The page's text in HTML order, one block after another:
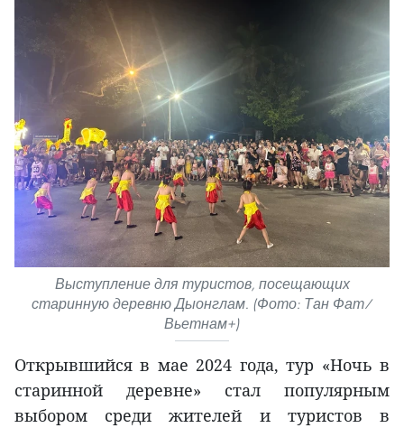
Выступление для туристов, посещающих
старинную деревню Дыонглам. (Фото: Тан Фат/
Вьетнам+)
Открывшийся в мае 2024 года, тур «Ночь в
старинной деревне» стал популярным
выбором среди жителей и туристов в